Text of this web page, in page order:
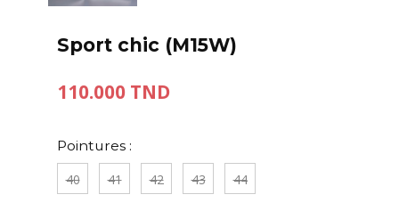
Sport chic (M15W)
110.000 TND
Pointures :
40
41 42 43 44